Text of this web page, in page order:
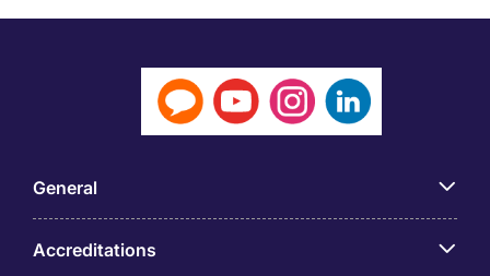
General
Accreditations